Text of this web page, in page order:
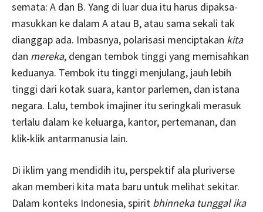
semata: A dan B. Yang di luar dua itu harus dipaksa-
masukkan ke dalam A atau B, atau sama sekali tak
dianggap ada. Imbasnya, polarisasi menciptakan kita
dan mereka, dengan tembok tinggi yang memisahkan
keduanya. Tembok itu tinggi menjulang, jauh lebih
tinggi dari kotak suara, kantor parlemen, dan istana
negara. Lalu, tembok imajiner itu seringkali merasuk
terlalu dalam ke keluarga, kantor, pertemanan, dan
klik-klik antarmanusia lain.
Di iklim yang mendidih itu, perspektif ala pluriverse
akan memberi kita mata baru untuk melihat sekitar.
Dalam konteks Indonesia, spirit bhinneka tunggal ika